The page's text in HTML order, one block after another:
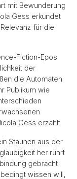
mit Bewunderung
Gess erkundet
für die
Fiction-Epos
der
die Automaten
Publikum wie
Gess erzählt:
Staunen aus der
her rührt
gebracht
wissen will,